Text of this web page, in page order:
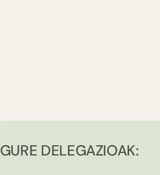
GURE DELEGAZIOAK: